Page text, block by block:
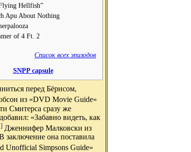
Hellfish”
Apu About Nothing
of 4 Ft. 2
Список всех эпизодов
SNPP capsule
перед Бёрнсом,
из «DVD Movie Guide»
Смитерса сразу же
«Забавно видеть, как
Дженнифер Малковски из
заключение она поставила
Unofficial Simpsons Guide»